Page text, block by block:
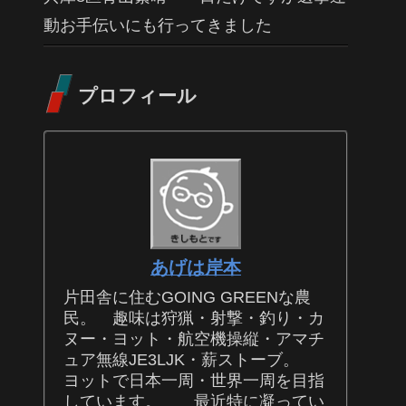
動お手伝いにも行ってきました
プロフィール
あげは岸本
片田舎に住むGOING GREENな農
民。 趣味は狩猟・射撃・釣り・カ
ヌー・ヨット・航空機操縦・アマチ
ュア無線JE3LJK・薪ストーブ。
ヨットで日本一周・世界一周を目指
しています。 最近特に凝ってい